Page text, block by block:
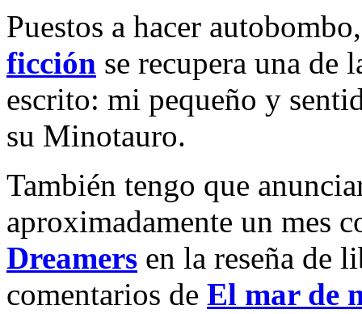
Puestos a hacer
ficción se recupera una de
escrito: mi pequeño y
su Minotauro.
También tengo que
aproximadamente un mes
Dreamers en la reseña de
comentarios de El mar de